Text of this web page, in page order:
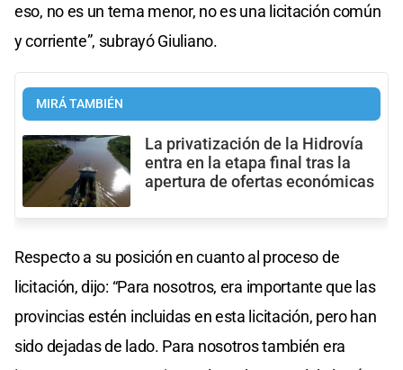
eso, no es un tema menor, no es una licitación común
y corriente”, subrayó Giuliano.
MIRÁ TAMBIÉN
La privatización de la Hidrovía
entra en la etapa final tras la
apertura de ofertas económicas
Respecto a su posición en cuanto al proceso de
licitación, dijo: “Para nosotros, era importante que las
provincias estén incluidas en esta licitación, pero han
sido dejadas de lado. Para nosotros también era